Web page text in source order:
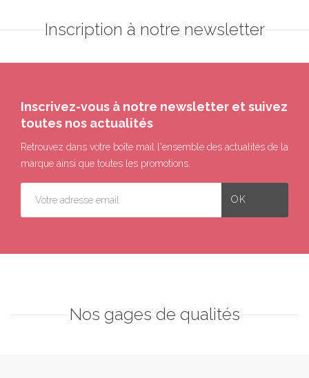
Inscription à notre newsletter
Inscrivez-vous à notre newsletter et suivez
toutes nos actualités
Retrouvez dans votre boîte mail l'ensemble des actualités de la
marque ainsi que toutes les promotions.
Nos gages de qualités